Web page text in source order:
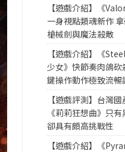
【遊戲介紹】《
一身視點類魂新作
槍械劍與魔法殺敵
【遊戲介紹】《
少女》快節奏肉鴿砍
鍵操作動作極致流暢
【遊戲評測】台灣
《莉莉狂想曲》只
卻具有頗高挑戰性
【遊戲介紹】《